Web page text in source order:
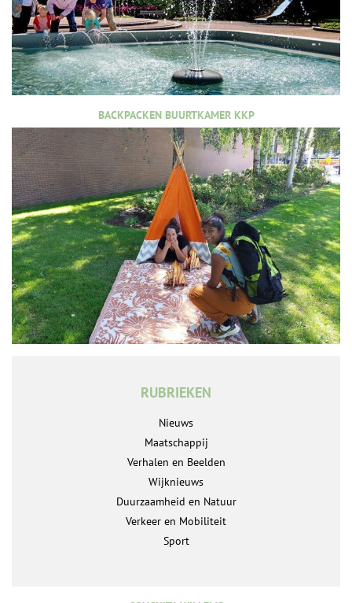
BACKPACKEN BUURTKAMER KKP
RUBRIEKEN
Nieuws
Maatschappij
Verhalen en Beelden
Wijknieuws
Duurzaamheid en Natuur
Verkeer en Mobiliteit
Sport